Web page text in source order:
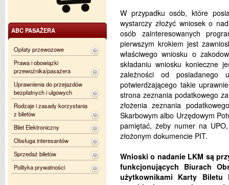
W przypadku osób, które
wystarczy złożyć wniosek o
osób zainteresowanych
pierwszym krokiem jest
właściwego wniosku o
składaniu wniosku konieczne
zależności od posiadanego
potwierdzającego takie
strona zeznania podatkowego
złożenia zeznania
Skarbowym albo Urzędowym
pamiętać, żeby numer na
złożonym dokumencie PIT.
Wnioski o nadanie LKM są
funkcjonujących Biurach
użytkownikami Karty
ABC PASAŻERA
Opłaty przewozowe
Prawa i obowiązki
przewoźnika/pasażera
Uprawnienia do przejazdów
bezpłatnych i ulgowych
Rodzaje i zasady korzystania
z biletów
Bilet Elektroniczny
Obsługa interesantów
Sprzedaż biletów
Polityka prywatności